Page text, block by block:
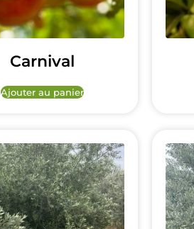
Carnival
Ajouter au panier